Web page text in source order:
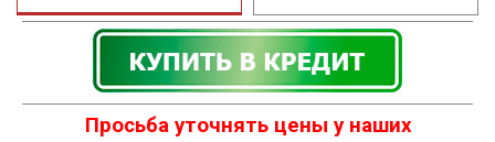
Просьба уточнять цены у наших